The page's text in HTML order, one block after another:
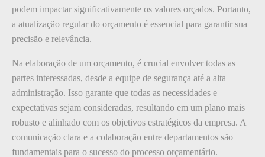
podem impactar significativamente os valores orçados. Portanto,
a atualização regular do orçamento é essencial para garantir sua
precisão e relevância.
Na elaboração de um orçamento, é crucial envolver todas as
partes interessadas, desde a equipe de segurança até a alta
administração. Isso garante que todas as necessidades e
expectativas sejam consideradas, resultando em um plano mais
robusto e alinhado com os objetivos estratégicos da empresa. A
comunicação clara e a colaboração entre departamentos são
fundamentais para o sucesso do processo orçamentário.